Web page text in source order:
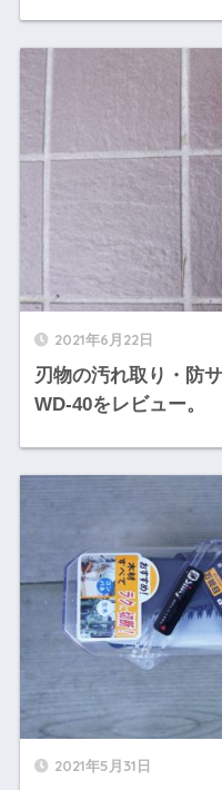
2021年6月22日
刃物の汚れ取り・防
WD-40をレビュー。
2021年5月31日